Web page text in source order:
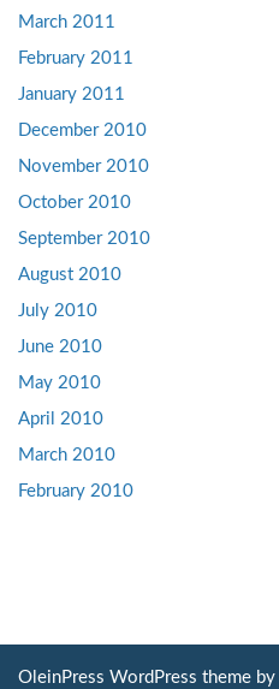
March 2011
February 2011
January 2011
December 2010
November 2010
October 2010
September 2010
August 2010
July 2010
June 2010
May 2010
April 2010
March 2010
February 2010
OleinPress WordPress theme by